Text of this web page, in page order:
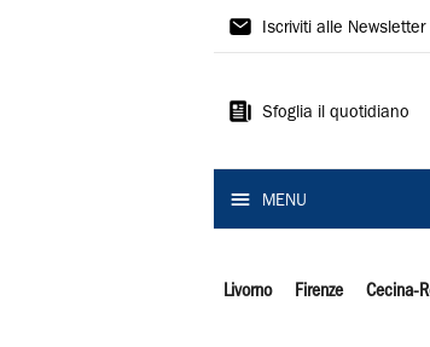
Il
Iscriviti alle Newsletter
Sfoglia il quotidiano
MENU
Livorno Firenze Cecina-